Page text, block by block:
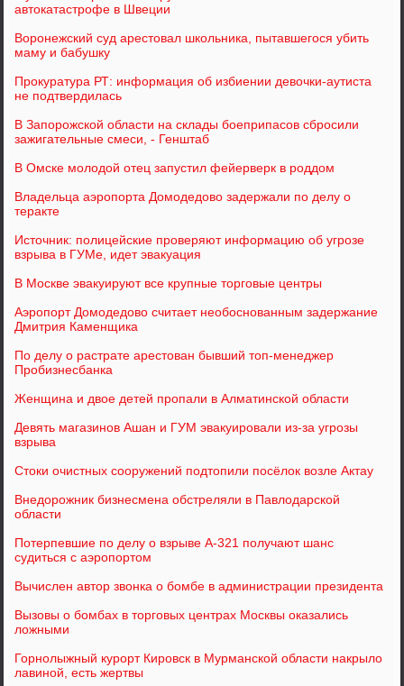
автокатастрофе в Швеции
Воронежский суд арестовал школьника, пытавшегося убить
маму и бабушку
Прокуратура РТ: информация об избиении девочки-аутиста
не подтвердилась
В Запорожской области на склады боеприпасов сбросили
зажигательные смеси, - Генштаб
В Омске молодой отец запустил фейерверк в роддом
Владельца аэропорта Домодедово задержали по делу о
теракте
Источник: полицейские проверяют информацию об угрозе
взрыва в ГУМе, идет эвакуация
В Москве эвакуируют все крупные торговые центры
Аэропорт Домодедово считает необоснованным задержание
Дмитрия Каменщика
По делу о растрате арестован бывший топ-менеджер
Пробизнесбанка
Женщина и двое детей пропали в Алматинской области
Девять магазинов Ашан и ГУМ эвакуировали из-за угрозы
взрыва
Стоки очистных сооружений подтопили посёлок возле Актау
Внедорожник бизнесмена обстреляли в Павлодарской
области
Потерпевшие по делу о взрыве А-321 получают шанс
судиться с аэропортом
Вычислен автор звонка о бомбе в администрации президента
Вызовы о бомбах в торговых центрах Москвы оказались
ложными
Горнолыжный курорт Кировск в Мурманской области накрыло
лавиной, есть жертвы